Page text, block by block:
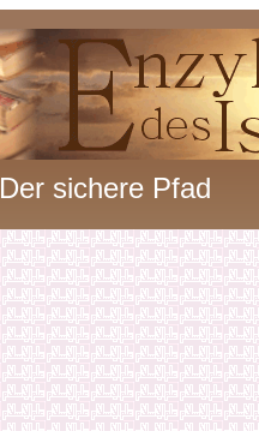
Der sichere Pfad